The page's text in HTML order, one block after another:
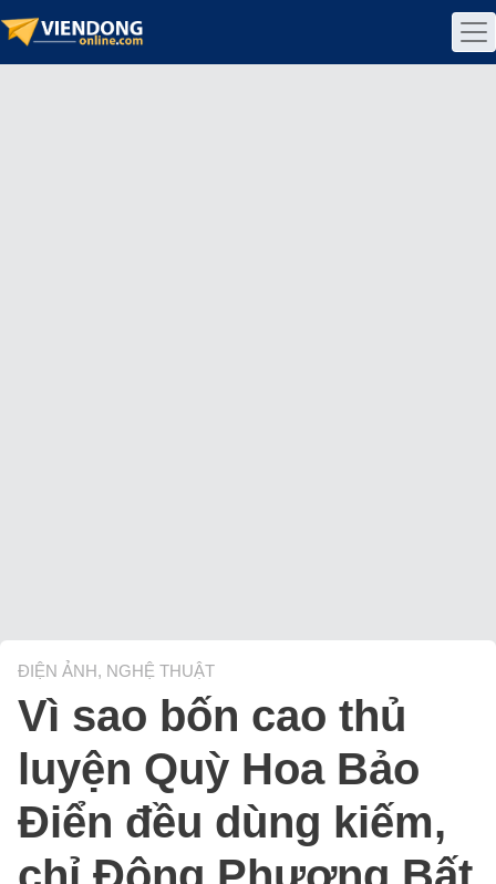
ĐIỆN ẢNH, NGHỆ THUẬT
Vì sao bốn cao thủ
luyện Quỳ Hoa Bảo
Điển đều dùng kiếm,